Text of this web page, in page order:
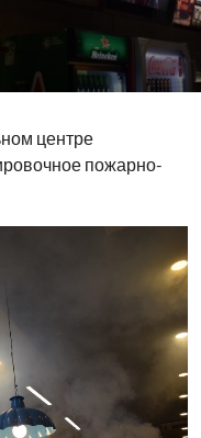
центре
пожарно-